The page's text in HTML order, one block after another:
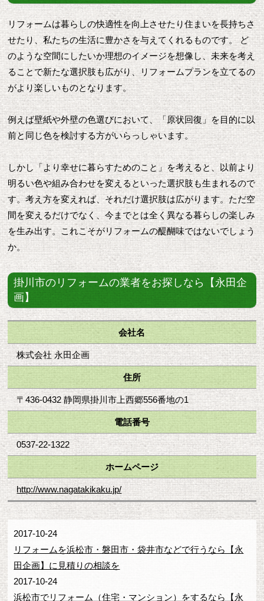
リフォームは暮らしの快適性を向上させたり住まいを長持ちさ
せたり、私たちの生活に豊かさを与えてくれるものです。 ど
のような空間にしたいか理想のイメージを想像し、未来を考え
ることで新たな選択肢も広がり、リフォームプランを立てるの
がより楽しいものとなります。
例えば壁紙や外壁の色選びにおいて、「原状回復」を目的に以
前と同じ色を検討する方がいらっしゃいます。
しかし「より幸せに暮らすためのこと」を考えると、以前より
明るい色や組み合わせを変えるといった選択肢も生まれるので
す。考え方を変えれば、それだけ選択肢は広がります。ただ空
間を変えるだけでなく、今までとは全く異なる暮らしの楽しみ
を生み出す。これこそがリフォームの醍醐味ではないでしょう
か。
掛川市のリフォームの業者をお探しなら【永田企
画】
会社名
株式会社 永田企画
住所
〒436-0432 静岡県掛川市上西郷556番地の1
電話番号
0537-22-1322
ホームページ
http://www.nagatakikaku.jp/
2017-10-24
リフォームを浜松市・磐田市・袋井市などで行うなら【永
田企画】に見積りの相談を
2017-10-24
浜松市でリフォーム（住宅・マンション）をするなら【永